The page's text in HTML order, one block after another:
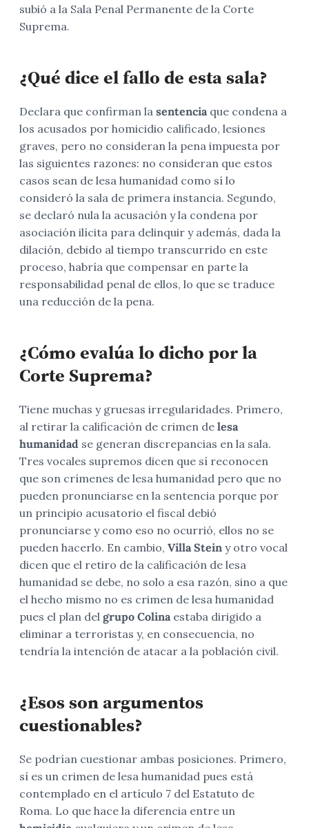
subió a la Sala Penal Permanente de la Corte
Suprema.
¿Qué dice el fallo de esta sala?
Declara que confirman la sentencia que condena a
los acusados por homicidio calificado, lesiones
graves, pero no consideran la pena impuesta por
las siguientes razones: no consideran que estos
casos sean de lesa humanidad como sí lo
consideró la sala de primera instancia. Segundo,
se declaró nula la acusación y la condena por
asociación ilícita para delinquir y además, dada la
dilación, debido al tiempo transcurrido en este
proceso, habría que compensar en parte la
responsabilidad penal de ellos, lo que se traduce
una reducción de la pena.
¿Cómo evalúa lo dicho por la
Corte Suprema?
Tiene muchas y gruesas irregularidades. Primero,
al retirar la calificación de crimen de lesa
humanidad se generan discrepancias en la sala.
Tres vocales supremos dicen que sí reconocen
que son crímenes de lesa humanidad pero que no
pueden pronunciarse en la sentencia porque por
un principio acusatorio el fiscal debió
pronunciarse y como eso no ocurrió, ellos no se
pueden hacerlo. En cambio, Villa Stein y otro vocal
dicen que el retiro de la calificación de lesa
humanidad se debe, no solo a esa razón, sino a que
el hecho mismo no es crimen de lesa humanidad
pues el plan del grupo Colina estaba dirigido a
eliminar a terroristas y, en consecuencia, no
tendría la intención de atacar a la población civil.
¿Esos son argumentos
cuestionables?
Se podrían cuestionar ambas posiciones. Primero,
sí es un crimen de lesa humanidad pues está
contemplado en el artículo 7 del Estatuto de
Roma. Lo que hace la diferencia entre un